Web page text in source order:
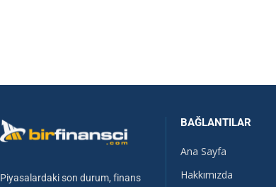
Piyasalardaki son durum, finans
BAĞLANTILAR
Ana Sayfa
Hakkımızda